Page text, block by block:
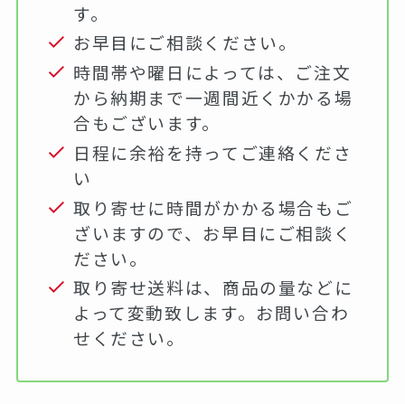
す。
お早目にご相談ください。
時間帯や曜日によっては、ご注文
から納期まで一週間近くかかる場
合もございます。
日程に余裕を持ってご連絡くださ
い
取り寄せに時間がかかる場合もご
ざいますので、お早目にご相談く
ださい。
取り寄せ送料は、商品の量などに
よって変動致します。お問い合わ
せください。